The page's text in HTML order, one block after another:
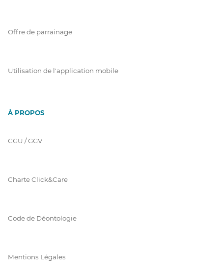
Offre de parrainage
Utilisation de l'application mobile
À PROPOS
CGU / GGV
Charte Click&Care
Code de Déontologie
Mentions Légales